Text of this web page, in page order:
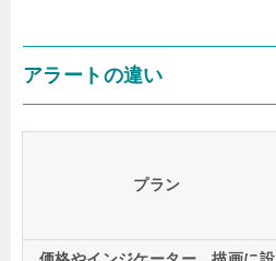
アラートの違い
プラン